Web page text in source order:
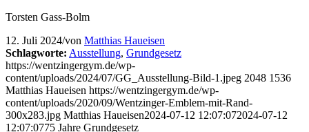
Torsten Gass-Bolm
12. Juli 2024/von Matthias Haueisen
Schlagworte: Ausstellung, Grundgesetz
https://wentzingergym.de/wp-
content/uploads/2024/07/GG_Ausstellung-Bild-1.jpeg 2048 1536
Matthias Haueisen https://wentzingergym.de/wp-
content/uploads/2020/09/Wentzinger-Emblem-mit-Rand-
300x283.jpg Matthias Haueisen2024-07-12 12:07:072024-07-12
12:07:0775 Jahre Grundgesetz